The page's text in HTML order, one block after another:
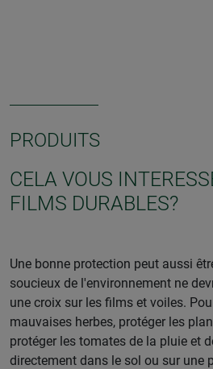
PRODUITS
CELA VOUS
FILMS DURABLES?
Une bonne protection peut aussi
soucieux de l'environnement ne
une croix sur les films et voiles.
mauvaises herbes, protéger les
protéger les tomates de la pluie et
directement dans le sol ou sur une